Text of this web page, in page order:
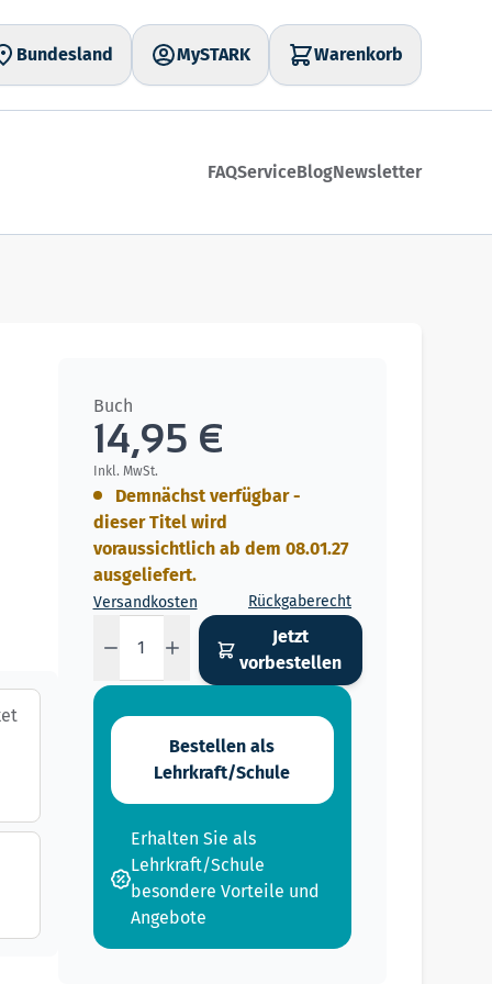
Bundesland MySTARK Warenkorb
FAQServiceBlogNewsletter
Buch
14,95 €
Inkl. MwSt.
Demnächst verfügbar -
dieser Titel wird
voraussichtlich ab dem 08.01.27
ausgeliefert.
Versandkosten Rückgaberecht
Jetzt
vorbestellen
Bestellen als
Lehrkraft/Schule
Erhalten Sie als
Lehrkraft/Schule
besondere Vorteile und
Angebote